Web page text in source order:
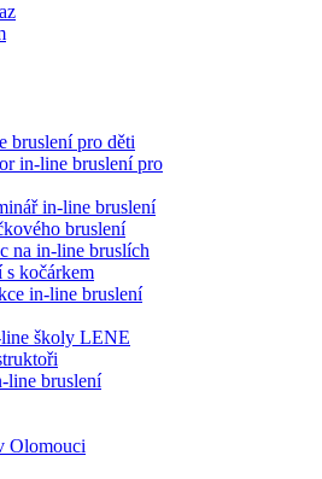
bruslení pro děti
in-line bruslení pro
in-line bruslení
bruslení
na in-line bruslích
s kočárkem
in-line bruslení
školy LENE
line bruslení
Olomouci